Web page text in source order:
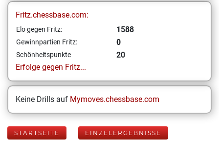
Fritz.chessbase.com:
Elo gegen Fritz: 1588
Gewinnpartien Fritz: 0
Schönheitspunkte
20
Erfolge gegen Fritz...
Keine Drills auf Mymoves.chessbase.com
STARTSEITE EINZELERGEBNISSE